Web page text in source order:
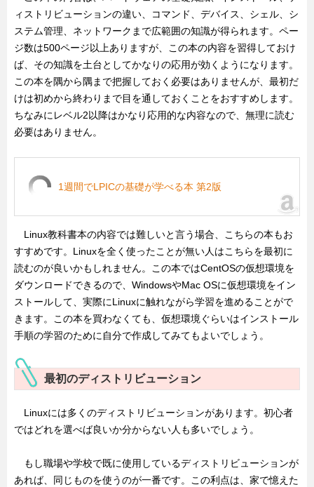
ィストリビューションの違い、コマンド、デバイス、シェル、シ
ステム管理、ネットワークまで広範囲の知識が得られます。ペー
ジ数は500ページ以上ありますが、この本の内容を習得しておけ
ば、その知識を土台としてかなりの応用が効くようになります。
この本を隅から隅まで把握しておく必要はありませんが、最初だ
けは初めから終わりまで目を通しておくことをおすすめします。
ちなみにレベル2以降はかなり応用的な内容なので、無理に読む
必要はありません。
1週間でLPICの基礎が学べる本 第2版
Linux教科書本の内容では難しいと言う場合、こちらの本もお
すすめです。Linuxを全く使ったことが無い人はこちらを最初に
読むのが良いかもしれません。この本ではCentOSの仮想環境を
ダウンロードできるので、WindowsやMac OSに仮想環境をイン
ストールして、実際にLinuxに触れながら学習を進めることがで
きます。この本を買わなくても、仮想環境ぐらいはインストール
手順の学習のために自分で作成してみてもよいでしょう。
最初のディストリビューション
Linuxには多くのディストリビューションがあります。初心者
ではどれを選べば良いか分からない人も多いでしょう。
もし職場や学校で既に使用しているディストリビューションが
あれば、同じものを使うのが一番です。この利点は、家で憶えた